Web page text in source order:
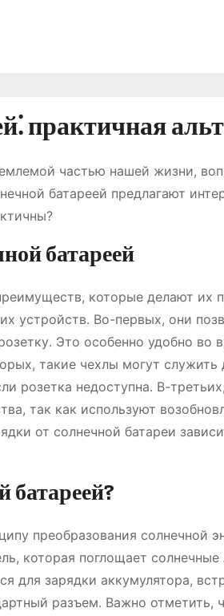
практичная
частью нашей жизни,
батареей предлагают
батареей
которые делают их
устройств․ Во-первых, они
Это особенно удобно во
такие чехлы могут
розетка недоступна․ В-
так как используют
от солнечной батареи
батареей?
преобразования солнечной
которая поглощает
для зарядки аккумулятора,
разъем․ Важно отметить,